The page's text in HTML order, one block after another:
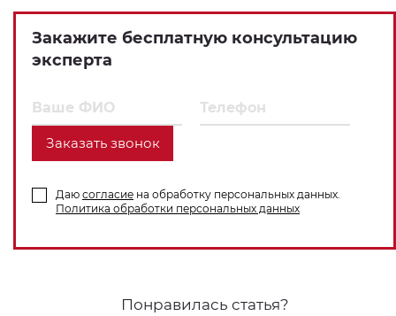
Закажите бесплатную консультацию
эксперта
Заказать звонок
Даю согласие на обработку персональных данных.
Политика обработки персональных данных
Понравилась статья?